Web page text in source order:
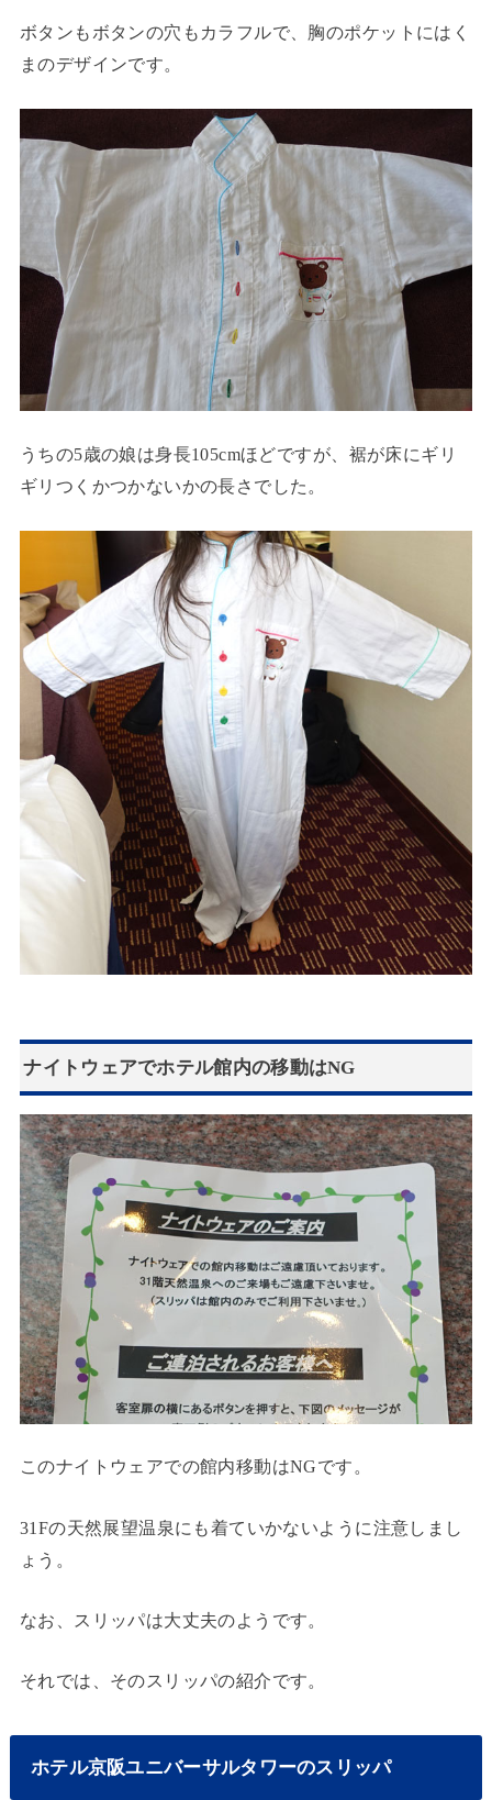
ボタンもボタンの穴もカラフルで、胸のポケットにはく
まのデザインです。
うちの5歳の娘は身長105cmほどですが、裾が床にギリ
ギリつくかつかないかの長さでした。
ナイトウェアでホテル館内の移動はNG
このナイトウェアでの館内移動はNGです。
31Fの天然展望温泉にも着ていかないように注意しまし
ょう。
なお、スリッパは大丈夫のようです。
それでは、そのスリッパの紹介です。
ホテル京阪ユニバーサルタワーのスリッパ